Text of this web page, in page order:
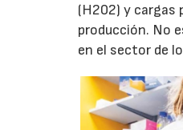
(H202) y cargas
producción. No
en el sector de